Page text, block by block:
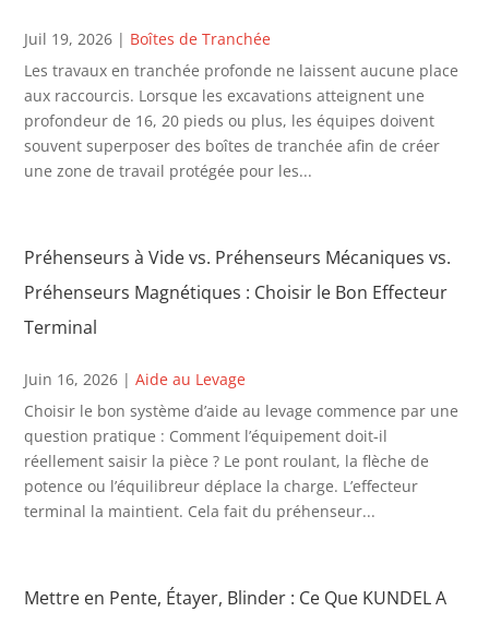
Juil 19, 2026 | Boîtes de Tranchée
Les travaux en tranchée profonde ne laissent aucune place
aux raccourcis. Lorsque les excavations atteignent une
profondeur de 16, 20 pieds ou plus, les équipes doivent
souvent superposer des boîtes de tranchée afin de créer
une zone de travail protégée pour les...
Préhenseurs à Vide vs. Préhenseurs Mécaniques vs.
Préhenseurs Magnétiques : Choisir le Bon Effecteur
Terminal
Juin 16, 2026 |Aide au Levage
Choisir le bon système d’aide au levage commence par une
question pratique : Comment l’équipement doit-il
réellement saisir la pièce ? Le pont roulant, la flèche de
potence ou l’équilibreur déplace la charge. L’effecteur
terminal la maintient. Cela fait du préhenseur...
Mettre en Pente, Étayer, Blinder : Ce Que KUNDEL A